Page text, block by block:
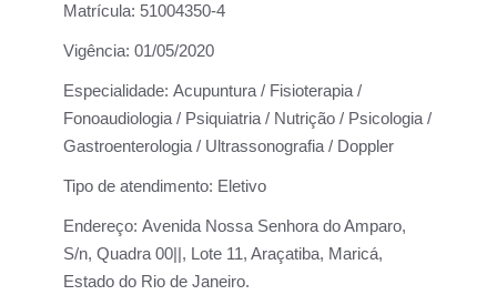
Matrícula: 51004350-4
Vigência: 01/05/2020
Especialidade: Acupuntura / Fisioterapia /
Fonoaudiologia / Psiquiatria / Nutrição / Psicologia /
Gastroenterologia / Ultrassonografia / Doppler
Tipo de atendimento: Eletivo
Endereço: Avenida Nossa Senhora do Amparo,
S/n, Quadra 00||, Lote 11, Araçatiba, Maricá,
Estado do Rio de Janeiro.